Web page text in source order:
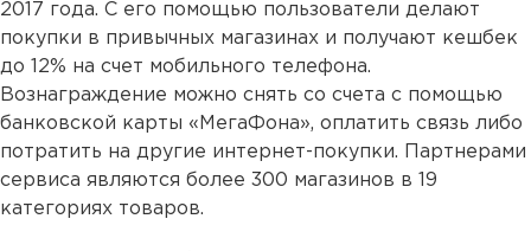
2017 года. С его помощью пользователи делают
покупки в привычных магазинах и получают кешбек
до 12% на счет мобильного телефона.
Вознаграждение можно снять со счета с помощью
банковской карты «МегаФона», оплатить связь либо
потратить на другие интернет-покупки. Партнерами
сервиса являются более 300 магазинов в 19
категориях товаров.